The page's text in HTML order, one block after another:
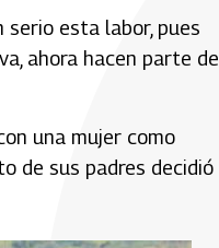
esta labor, pues
ahora hacen parte de
una mujer como
de sus padres decidió